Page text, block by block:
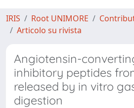
IRIS Root UNIMORE
Articolo su rivista
Angiotensin-
inhibitory peptides
released by in vitro
digestion